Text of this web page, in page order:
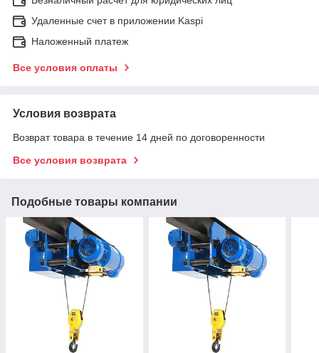
Удаленные счет в приложении Kaspi
Наложенный платеж
Все условия оплаты
Условия возврата
Возврат товара в течение 14 дней по договоренности
Все условия возврата
Подобные товары компании